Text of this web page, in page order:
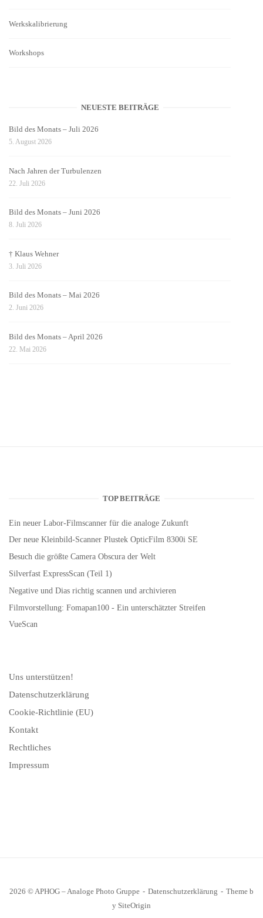
Werkskalibrierung
Workshops
NEUESTE BEITRÄGE
Bild des Monats – Juli 2026
5. August 2026
Nach Jahren der Turbulenzen
22. Juli 2026
Bild des Monats – Juni 2026
8. Juli 2026
† Klaus Wehner
3. Juli 2026
Bild des Monats – Mai 2026
2. Juni 2026
Bild des Monats – April 2026
22. Mai 2026
TOP BEITRÄGE
Ein neuer Labor-Filmscanner für die analoge Zukunft
Der neue Kleinbild-Scanner Plustek OpticFilm 8300i SE
Besuch die größte Camera Obscura der Welt
Silverfast ExpressScan (Teil 1)
Negative und Dias richtig scannen und archivieren
Filmvorstellung: Fomapan100 - Ein unterschätzter Streifen
VueScan
Uns unterstützen!
Datenschutzerklärung
Cookie-Richtlinie (EU)
Kontakt
Rechtliches
Impressum
2026 © APHOG – Analoge Photo Gruppe Datenschutzerklärung
Theme b
y SiteOrigin